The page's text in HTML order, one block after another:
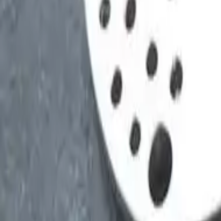
Cosa regalare alla migliore